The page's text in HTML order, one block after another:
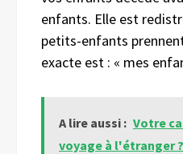
enfants. Elle est
petits-enfants
exacte est : « mes
A lire aussi : Votre
voyage à l'étranger ?